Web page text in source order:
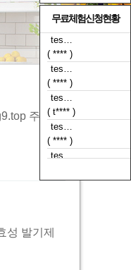
주요
성 발기제
무료체험신청현황
tes…
( **** )
tes…
( **** )
tes…
( t**** )
tes…
( **** )
tes…